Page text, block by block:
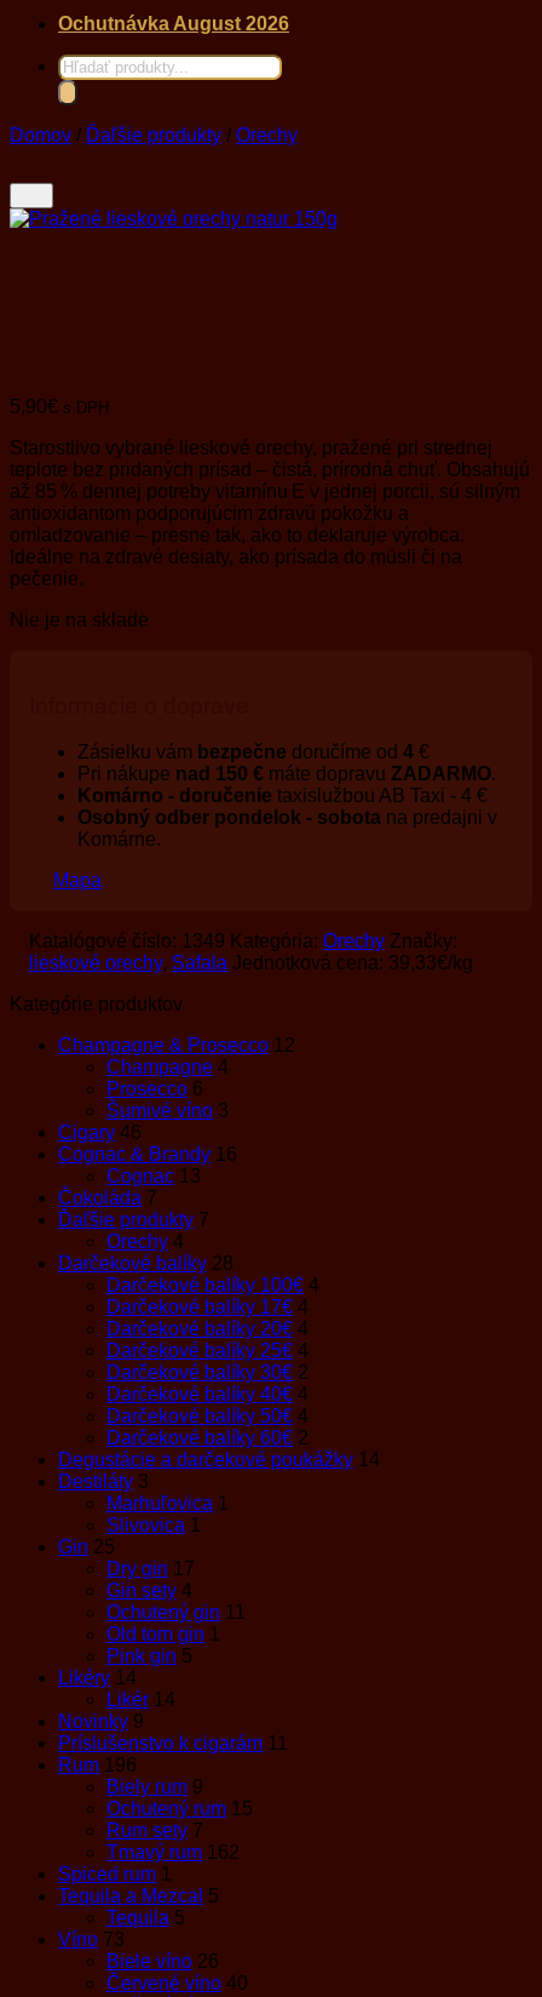
Ochutnávka August 2026
Products
search
Domov / Ďaľšie produkty / Orechy
5,90€ s DPH
Starostlivo vybrané lieskové orechy, pražené pri strednej
teplote bez pridaných prísad – čistá, prírodná chuť. Obsahujú
až 85 % dennej potreby vitamínu E v jednej porcii, sú silným
antioxidantom podporujúcim zdravú pokožku a
omladzovanie – presne tak, ako to deklaruje výrobca.
Ideálne na zdravé desiaty, ako prísada do müsli či na
pečenie.
Nie je na sklade
Zásielku vám bezpečne doručíme od 4 €
Pri nákupe nad 150 € máte dopravu ZADARMO.
Komárno - doručenie taxislužbou AB Taxi - 4 €
Osobný odber pondelok - sobota na predajni v
Komárne.
Mapa
Katalógové číslo: 1349 Kategória: Orechy Značky:
lieskové orechy, Safala Jednotková cena: 39,33€/kg
Kategórie produktov
Champagne & Prosecco 12
Champagne 4
Prosecco 6
Šumivé víno 3
Cigary 46
Cognac & Brandy 16
Cognac 13
Čokoláda 7
Ďaľšie produkty 7
Orechy 4
Darčekové balíky 28
Darčekové balíky 100€ 4
Darčekové balíky 17€ 4
Darčekové balíky 20€ 4
Darčekové balíky 25€ 4
Darčekové balíky 30€ 2
Darčekové balíky 40€ 4
Darčekové balíky 50€ 4
Darčekové balíky 60€ 2
Degustácie a darčekové poukážky 14
Destiláty 3
Marhuľovica 1
Slivovica 1
Gin 25
Dry gin 17
Gin sety 4
Ochutený gin 11
Old tom gin 1
Pink gin 5
Likéry 14
Likér 14
Novinky 9
Príslušenstvo k cigarám 11
Rum 196
Biely rum 9
Ochutený rum 15
Rum sety 7
Tmavý rum 162
Spiced rum 1
Tequila a Mezcal 5
Tequila 5
Víno 73
Biele víno 26
Červené víno 40